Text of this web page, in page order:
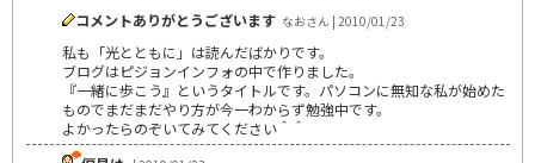
コメントありがとうございます なおさん | 2010/01/23
私も「光とともに」は読んだばかりです。
ブログはピジョンインフォの中で作りました。
『一緒に歩こう』というタイトルです。パソコンに無知な私が始めた
ものでまだまだやり方が今一わからず勉強中です。
よかったらのぞいてみてください＾＾